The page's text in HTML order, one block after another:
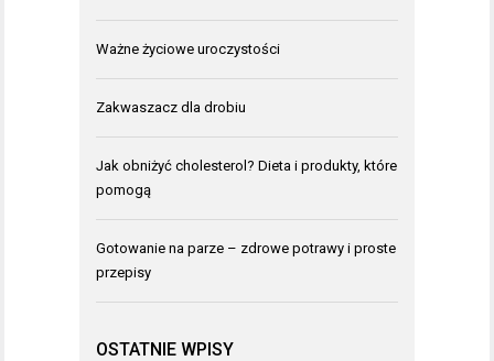
Ważne życiowe uroczystości
Zakwaszacz dla drobiu
Jak obniżyć cholesterol? Dieta i produkty, które
pomogą
Gotowanie na parze – zdrowe potrawy i proste
przepisy
OSTATNIE WPISY